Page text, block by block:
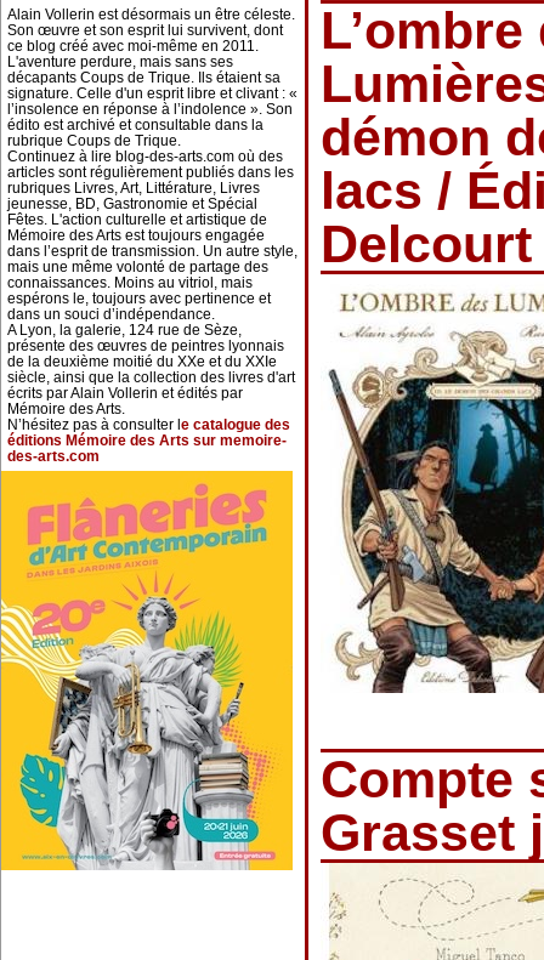
Alain Vollerin est désormais un être céleste.
Son œuvre et son esprit lui survivent, dont
ce blog créé avec moi-même en 2011.
L'aventure perdure, mais sans ses
décapants Coups de Trique. Ils étaient sa
signature. Celle d'un esprit libre et clivant : «
l’insolence en réponse à l’indolence ». Son
édito est archivé et consultable dans la
rubrique Coups de Trique.
Continuez à lire blog-des-arts.com où des
articles sont régulièrement publiés dans les
rubriques Livres, Art, Littérature, Livres
jeunesse, BD, Gastronomie et Spécial
Fêtes. L'action culturelle et artistique de
Mémoire des Arts est toujours engagée
dans l’esprit de transmission. Un autre style,
mais une même volonté de partage des
connaissances. Moins au vitriol, mais
espérons le, toujours avec pertinence et
dans un souci d’indépendance.
A Lyon, la galerie, 124 rue de Sèze,
présente des œuvres de peintres lyonnais
de la deuxième moitié du XXe et du XXIe
siècle, ainsi que la collection des livres d'art
écrits par Alain Vollerin et édités par
Mémoire des Arts.
N’hésitez pas à consulter l e catalogue des
éditions Mémoire des Arts sur memoire-
des-arts.com
L’ombre
démon
lacs /
Delcourt
Compte
Grasset